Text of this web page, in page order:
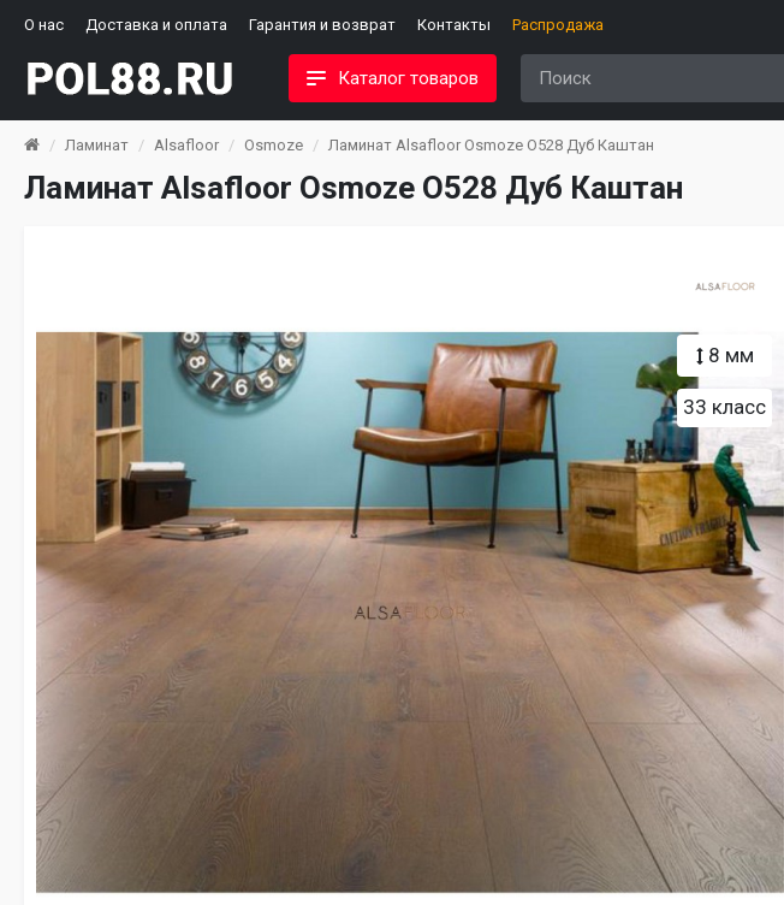
О нас Доставка и оплата Гарантия и возврат Контакты Распродажа
Каталог товаров
Ламинат Alsafloor Osmoze Ламинат Alsafloor Osmoze O528 Дуб Каштан
Ламинат Alsafloor Osmoze O528 Дуб Каштан
8 мм
33 класс